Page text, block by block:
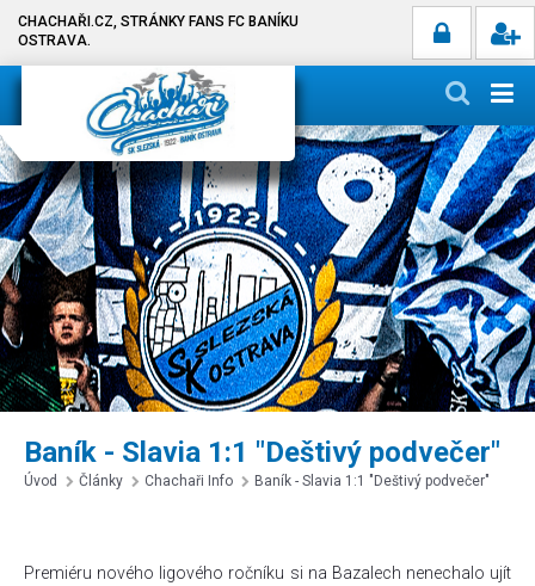
CHACHAŘI.CZ, STRÁNKY FANS FC BANÍKU
OSTRAVA.
Baník - Slavia 1:1 "Deštivý podvečer"
Úvod Články Chachaři Info Baník - Slavia 1:1 "Deštivý podvečer"
Premiéru nového ligového ročníku si na Bazalech nenechalo ujít